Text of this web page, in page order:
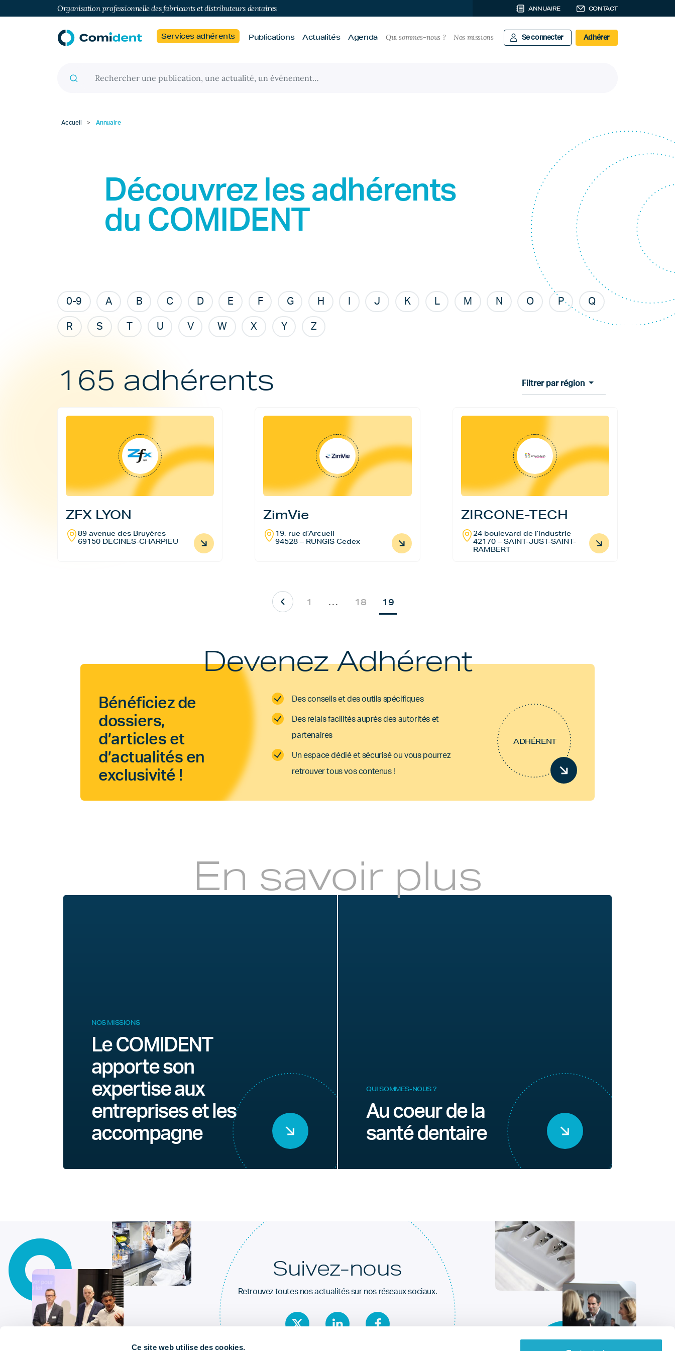
Ce site web utilise des cookies.
Organisation professionnelle des fabricants et distributeurs dentaires ANNUAIRE CONTACT
Services adhérents Publications Actualités Agenda Qui sommes-nous ? Nos missions Se connecter Adhérer
Accueil > Annuaire
Découvrez les adhérents
du COMIDENT
0-9 A B C D E F G H J K L M N O P Q
R S U V W X Y Z
165 adhérents Filtrer par région
ZFX LYON
89 avenue des Bruyères
69150 DECINES-CHARPIEU
ZimVie
19, rue d’Arcueil
94528 – RUNGIS Cedex
ZIRCONE-TECH
24 boulevard de l’industrie
42170 – SAINT-JUST-SAINT-
RAMBERT
1 … 18 19
Devenez Adhérent
Bénéficiez de
dossiers,
d’articles et
d’actualités en
exclusivité !
Des conseils et des outils spécifiques
Des relais facilités auprès des autorités et
partenaires
Un espace dédié et sécurisé ou vous pourrez
retrouver tous vos contenus !
ADHÉRENT
En savoir plus
NOS MISSIONS
Le COMIDENT
apporte son
expertise aux
entreprises et les
accompagne
QUI SOMMES-NOUS ?
Au coeur de la
santé dentaire
Suivez-nous
Retrouvez toutes nos actualités sur nos réseaux sociaux.